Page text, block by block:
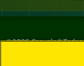
©2026Crayola® Todos